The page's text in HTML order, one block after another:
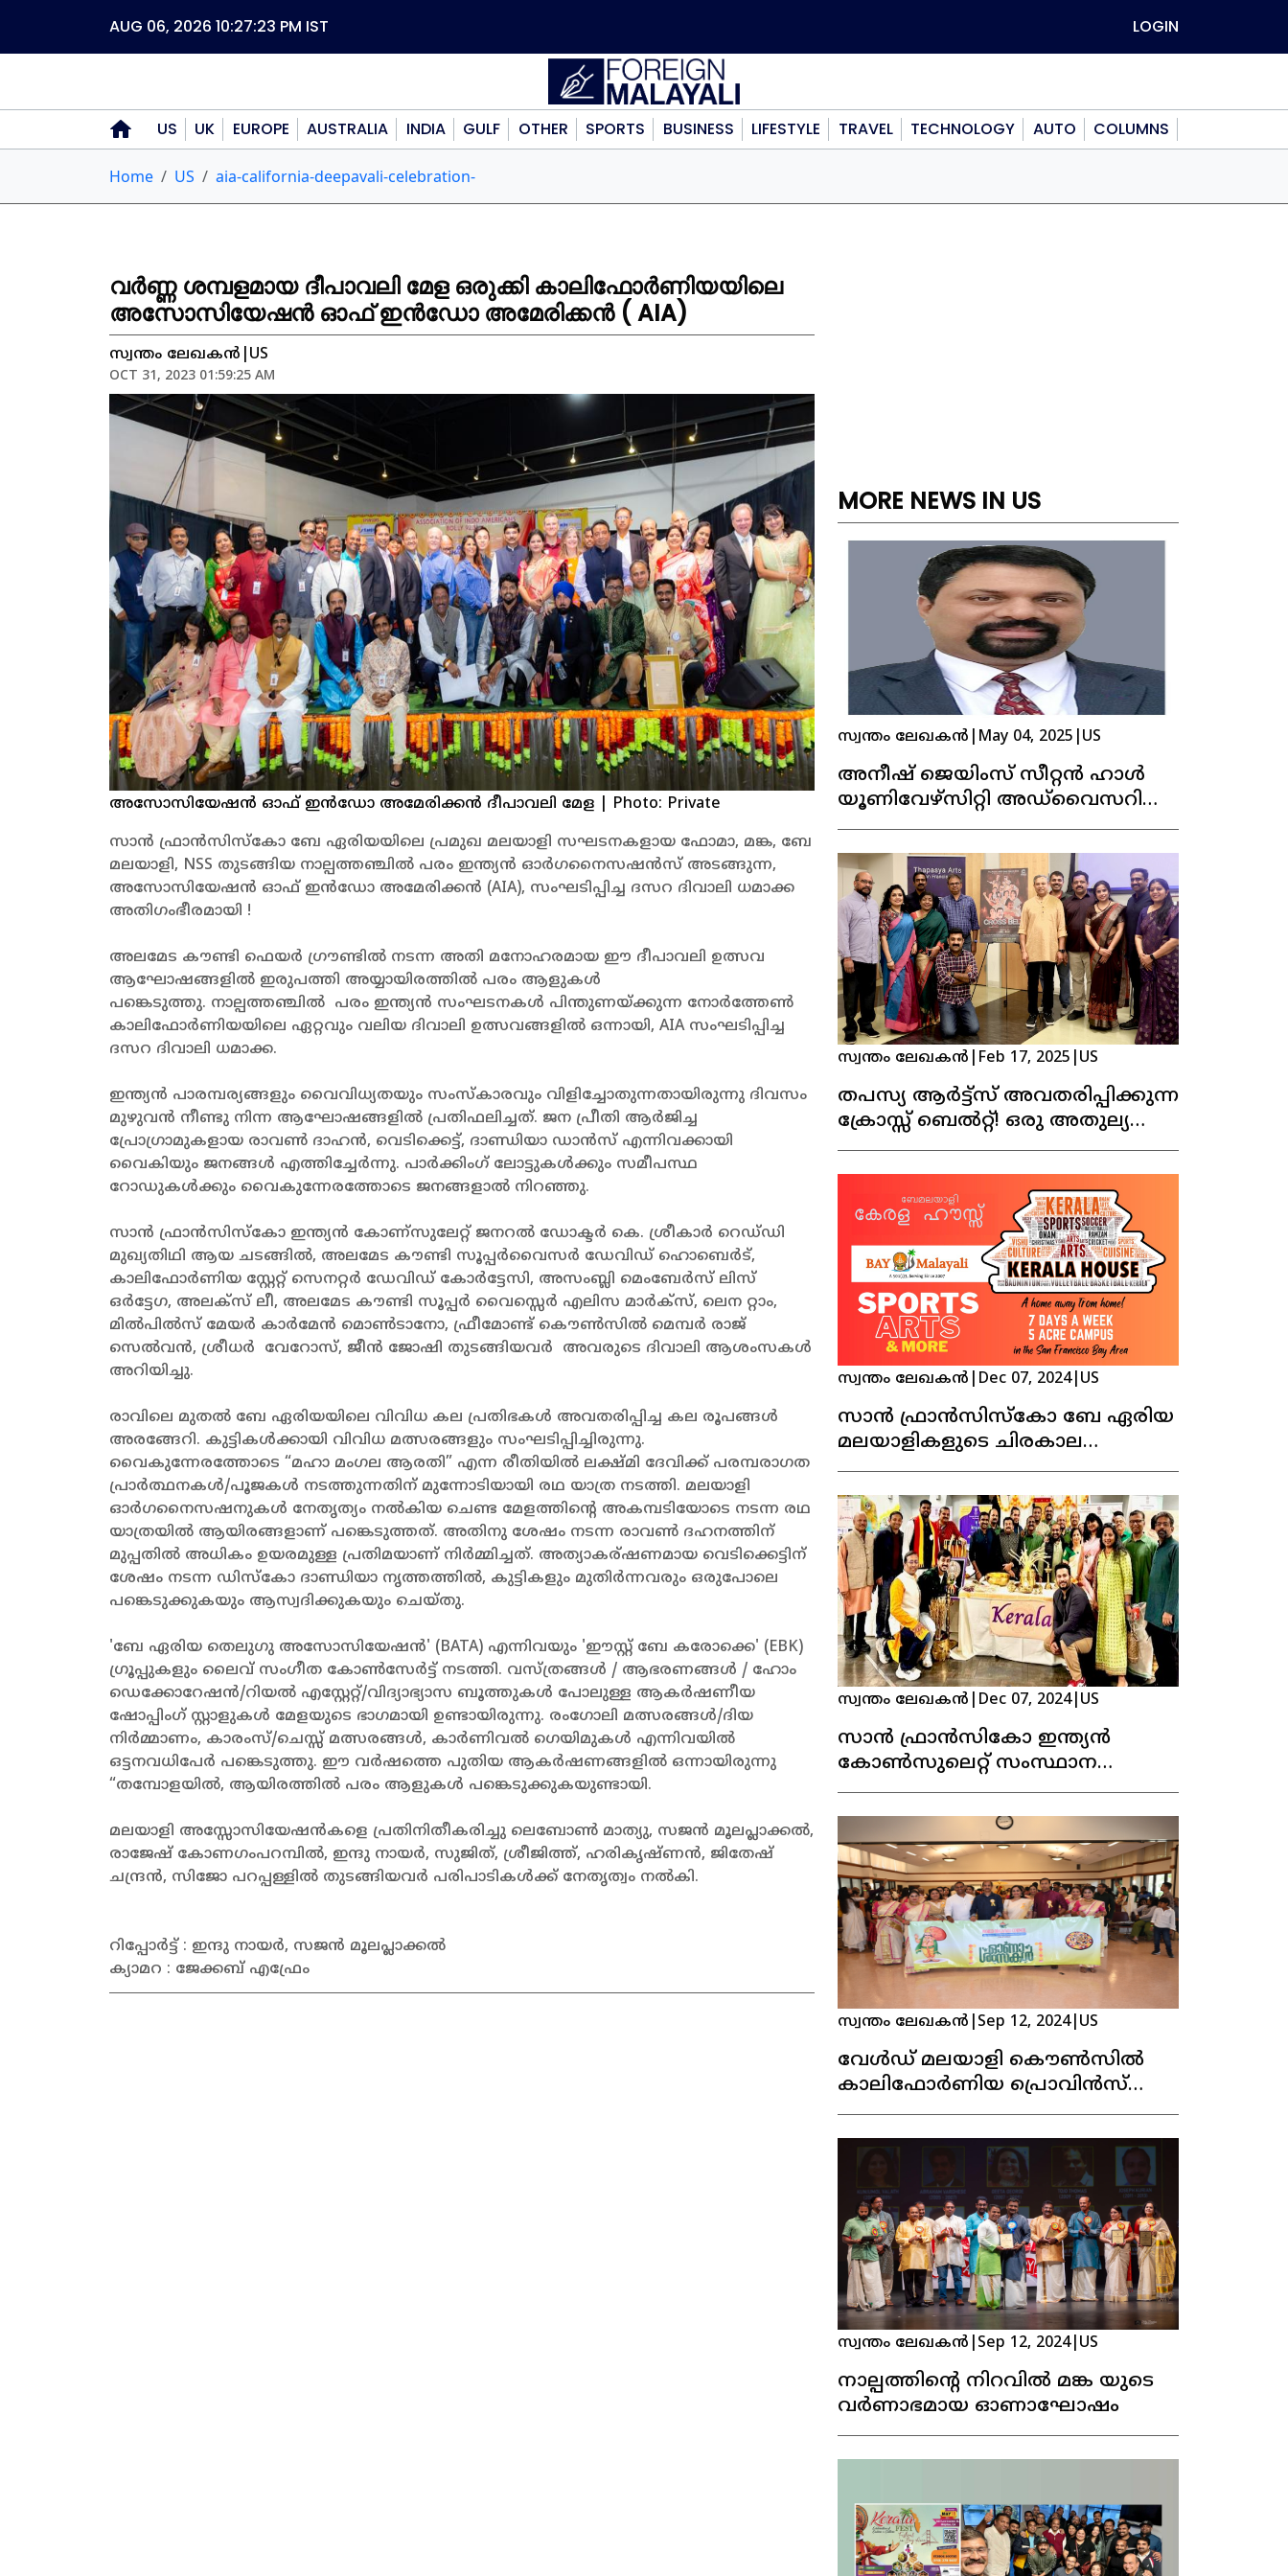
AUG 06, 2026 10:27:23 PM IST LOGIN
US UK EUROPE AUSTRALIA INDIA GULF OTHER SPORTS BUSINESS LIFESTYLE TRAVEL TECHNOLOGY AUTO COLUMNS
Home US aia-california-deepavali-celebration-
വർണ്ണ ശമ്പളമായ ദീപാവലി മേള ഒരുക്കി കാലിഫോർണിയയിലെ
അസോസിയേഷൻ ഓഫ് ഇൻഡോ അമേരിക്കൻ ( AIA)
സ്വന്തം ലേഖകൻ|US
OCT 31, 2023 01:59:25 AM
അസോസിയേഷൻ ഓഫ് ഇൻഡോ അമേരിക്കൻ ദീപാവലി മേള
| Photo: Private
സാൻ ഫ്രാൻസിസ്കോ ബേ ഏരിയയിലെ പ്രമുഖ മലയാളി സഘടനകളായ ഫോമാ, മങ്ക, ബേ
മലയാളി, NSS തുടങ്ങിയ നാല്പത്തഞ്ചിൽ പരം ഇന്ത്യൻ ഓർഗനൈസഷൻസ് അടങ്ങുന്ന,
അസോസിയേഷൻ ഓഫ് ഇൻഡോ അമേരിക്കൻ (AIA), സംഘടിപ്പിച്ച ദസറ ദിവാലി ധമാക്ക
അതിഗംഭീരമായി !
അലമേട കൗണ്ടി ഫെയർ ഗ്രൗണ്ടിൽ നടന്ന അതി മനോഹരമായ ഈ ദീപാവലി ഉത്സവ
ആഘോഷങ്ങളിൽ ഇരുപത്തി അയ്യായിരത്തിൽ പരം ആളുകൾ
പങ്കെടുത്തു. നാല്പത്തഞ്ചിൽ പരം ഇന്ത്യൻ സംഘടനകൾ പിന്തുണയ്ക്കുന്ന നോർത്തേൺ
കാലിഫോർണിയയിലെ ഏറ്റവും വലിയ ദിവാലി ഉത്സവങ്ങളിൽ ഒന്നായി, AIA സംഘടിപ്പിച്ച
ദസറ ദിവാലി ധമാക്ക.
ഇന്ത്യൻ പാരമ്പര്യങ്ങളും വൈവിധ്യതയും സംസ്കാരവും വിളിച്ചോതുന്നതായിരുന്നു ദിവസം
മുഴുവൻ നീണ്ടു നിന്ന ആഘോഷങ്ങളിൽ പ്രതിഫലിച്ചത്. ജന പ്രീതി ആർജിച്ച
പ്രോഗ്രാമുകളായ രാവൺ ദാഹൻ, വെടിക്കെട്ട്, ദാണ്ഡിയാ ഡാൻസ് എന്നിവക്കായി
വൈകിയും ജനങ്ങൾ എത്തിച്ചേർന്നു. പാർക്കിംഗ് ലോട്ടുകൾക്കും സമീപസ്ഥ
റോഡുകൾക്കും വൈകുന്നേരത്തോടെ ജനങ്ങളാൽ നിറഞ്ഞു.
സാൻ ഫ്രാൻസിസ്കോ ഇന്ത്യൻ കോണ്സുലേറ്റ് ജനറൽ ഡോക്ടർ കെ. ശ്രീകാർ റെഡ്‌ഡി
മുഖ്യതിഥി ആയ ചടങ്ങിൽ, അലമേട കൗണ്ടി സൂപ്പർവൈസർ ഡേവിഡ് ഹൊബെർട്,
കാലിഫോർണിയ സ്റ്റേറ്റ് സെനറ്റർ ഡേവിഡ് കോർട്ടേസി, അസംബ്ലി മെംബേർസ് ലിസ്
ഒർട്ടേഗ, അലക്സ് ലീ, അലമേട കൗണ്ടി സൂപ്പർ വൈസ്സെർ എലിസ മാർക്‌സ്, ലെന റ്റാം,
മിൽപിൽസ് മേയർ കാർമേൻ മൊൺടാനോ, ഫ്രീമോണ്ട് കൌൺസിൽ മെമ്പർ രാജ്
സെൽവൻ, ശ്രീധർ വേറോസ്, ജീൻ ജോഷി തുടങ്ങിയവർ അവരുടെ ദിവാലി ആശംസകൾ
അറിയിച്ചു.
രാവിലെ മുതൽ ബേ ഏരിയയിലെ വിവിധ കല പ്രതിഭകൾ അവതരിപ്പിച്ച കല രൂപങ്ങൾ
അരങ്ങേറി. കുട്ടികൾക്കായി വിവിധ മത്സരങ്ങളും സംഘടിപ്പിച്ചിരുന്നു.
വൈകുന്നേരത്തോടെ “മഹാ മംഗല ആരതി” എന്ന രീതിയിൽ ലക്ഷ്മി ദേവിക്ക് പരമ്പരാഗത
പ്രാർത്ഥനകൾ/പൂജകൾ നടത്തുന്നതിന് മുന്നോടിയായി രഥ യാത്ര നടത്തി. മലയാളി
ഓർഗനൈസഷനുകൾ നേതൃത്യം നൽകിയ ചെണ്ട മേളത്തിന്റെ അകമ്പടിയോടെ നടന്ന രഥ
യാത്രയിൽ ആയിരങ്ങളാണ് പങ്കെടുത്തത്. അതിനു ശേഷം നടന്ന രാവൺ ദഹനത്തിന്
മുപ്പതിൽ അധികം ഉയരമുള്ള പ്രതിമയാണ് നിർമ്മിച്ചത്. അത്യാകര്ഷണമായ വെടിക്കെട്ടിന്
ശേഷം നടന്ന ഡിസ്കോ ദാണ്ഡിയാ നൃത്തത്തിൽ, കുട്ടികളും മുതിർന്നവരും ഒരുപോലെ
പങ്കെടുക്കുകയും ആസ്വദിക്കുകയും ചെയ്തു.
'ബേ ഏരിയ തെലുഗു അസോസിയേഷൻ' (BATA) എന്നിവയും 'ഈസ്റ്റ് ബേ കരോക്കെ' (EBK)
ഗ്രൂപ്പുകളും ലൈവ് സംഗീത കോൺസേർട്ട് നടത്തി. വസ്ത്രങ്ങൾ / ആഭരണങ്ങൾ / ഹോം
ഡെക്കോറേഷൻ/റിയൽ എസ്റ്റേറ്റ്/വിദ്യാഭ്യാസ ബൂത്തുകൾ പോലുള്ള ആകർഷണീയ
ഷോപ്പിംഗ് സ്റ്റാളുകൾ മേളയുടെ ഭാഗമായി ഉണ്ടായിരുന്നു. രംഗോലി മത്സരങ്ങൾ/ദിയ
നിർമ്മാണം, കാരംസ്/ചെസ്സ് മത്സരങ്ങൾ, കാർണിവൽ ഗെയിമുകൾ എന്നിവയിൽ
ഒട്ടനവധിപേർ പങ്കെടുത്തു. ഈ വർഷത്തെ പുതിയ ആകർഷണങ്ങളിൽ ഒന്നായിരുന്നു
“തമ്പോളയിൽ, ആയിരത്തിൽ പരം ആളുകൾ പങ്കെടുക്കുകയുണ്ടായി.
മലയാളി അസ്സോസിയേഷൻകളെ പ്രതിനിതീകരിച്ചു ലെബോൺ മാത്യു, സജൻ മൂലപ്ലാക്കൽ,
രാജേഷ് കോണഗംപറമ്പിൽ, ഇന്ദു നായർ, സുജിത്, ശ്രീജിത്ത്, ഹരികൃഷ്ണൻ, ജിതേഷ്
ചന്ദ്രൻ, സിജോ പറപ്പള്ളിൽ തുടങ്ങിയവർ പരിപാടികൾക്ക് നേതൃത്വം നൽകി.
റിപ്പോർട്ട് : ഇന്ദു നായർ, സജൻ മൂലപ്ലാക്കൽ
ക്യാമറ : ജേക്കബ് എഫ്രേം
MORE NEWS IN US
സ്വന്തം ലേഖകൻ May 04, 2025 US
അനീഷ് ജെയിംസ് സീറ്റൻ ഹാൾ
യൂണിവേഴ്‌സിറ്റി അഡ്‌വൈസറി
കൗൺസിലിലേക്ക്
തിരഞ്ഞെടുക്കപ്പെട്ടു
സ്വന്തം ലേഖകൻ Feb 17, 2025 US
തപസ്യ ആർട്ട്സ് അവതരിപ്പിക്കുന്ന
ക്രോസ്സ് ബെൽറ്റ്! ഒരു അതുല്യ
നാടകാനുഭവം!
സ്വന്തം ലേഖകൻ Dec 07, 2024| US
സാൻ ഫ്രാൻസിസ്കോ ബേ ഏരിയ
മലയാളികളുടെ ചിരകാല
അഭിലാഷമായ കേരള ഹൗസ്സ്
പ്രവർത്തനമാരംഭിക്കുന്നു !
സ്വന്തം ലേഖകൻ Dec 07, 2024| US
സാൻ ഫ്രാൻസികോ ഇന്ത്യൻ
കോൺസുലെറ്റ് സംസ്ഥാന
രൂപീകരണ ദിനമാഘോഷിച്ചു
സ്വന്തം ലേഖകൻ Sep 12, 2024| US
വേൾഡ് മലയാളി കൌൺസിൽ
കാലിഫോർണിയ പ്രൊവിൻസ്
(WMC) കന്നി ഓണാഘോഷം
സ്വന്തം ലേഖകൻ Sep 12, 2024| US
നാല്പത്തിൻ്റെ നിറവിൽ മങ്ക യുടെ
വർണാഭമായ ഓണാഘോഷം